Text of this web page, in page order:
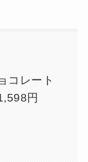
コレート
円